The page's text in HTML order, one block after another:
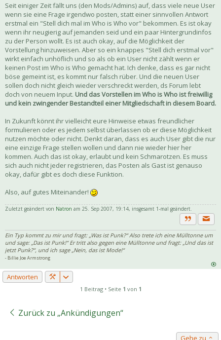
Seit einiger Zeit fällt uns (den Mods/Admins) auf, dass viele neue User
wenn sie eine Frage irgendwo posten, statt einer sinnvollen Antwort
erstmal ein "Stell dich mal im Who is Who vor" bekommen. Es ist okay
wenn ihr neugierig auf jemanden seid und ein paar Hintergrundinfos
zu der Person wollt. Es ist auch okay, auf die Möglichkeit der
Vorstellung hinzuweisen. Aber so ein knappes "Stell dich erstmal vor"
wirkt einfach unhöflich und so als ob ein User nicht zählt wenn er
keinen Post im Who is Who gemacht hat. Ich denke, dass es gar nicht
böse gemeint ist, es kommt nur falsch rüber. Und die neuen User
sollen doch nicht gleich wieder verschreckt werden, ds Forum lebt
doch von neuem Input. Und das Vorstellen im Who is Who ist freiwillig
und kein zwingender Bestandteil einer Mitgliedschaft in diesem Board.
In Zukunft könnt ihr vielleicht eure Hinweise etwas freundlicher
formulieren oder es jedem selbst überlassen ob er diese Möglichkeit
nutzen möchte oder nicht. Denkt daran, dass es auch User gibt die nur
eine einzige Frage stellen wollen und dann nie wieder hier her
kommen. Auch das ist okay, erlaubt und kein Schmarotzen. Es muss
sich auch nicht jeder registrieren, das Posten als Gast ist genauso
okay, dafür gibt es doch diese Funktion.
Also, auf gutes Miteinander!
Zuletzt geändert von Natron am 25. Sep 2007, 19:14, insgesamt 1-mal geändert.
Zitat
Ein Typ kommt zu mir und fragt: „Was ist Punk?“ Also trete ich eine Mülltonne um
und sage: „Das ist Punk!“ Er tritt also gegen eine Mülltonne und fragt: „Und das ist
jetzt Punk?“, und ich sage „Nein, das ist Mode!“
- Billie Joe Armstrong
Antworten
1 Beitrag • Seite 1 von 1
Zurück zu „Ankündigungen“
Gehe zu